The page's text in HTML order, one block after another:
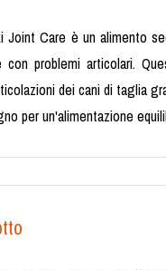
Joint Care è un alimento
problemi articolari.
dei cani di taglia
per un'alimentazione